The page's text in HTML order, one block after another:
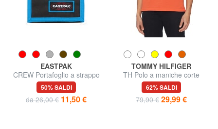
EASTPAK
CREW Portafoglio a strappo
50% SALDI
da 26,00 € 11,50 €
TOMMY HILFIGER
TH Polo a maniche corte
regular fit
62% SALDI
79,90 € 29,99 €